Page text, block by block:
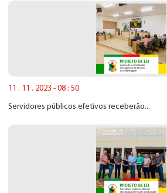
11 . 11 . 2023 - 08 : 50
Servidores públicos efetivos receberão...